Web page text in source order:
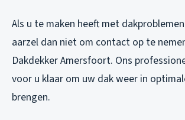
Als u te maken heeft met
aarzel dan niet om contact op te
Dakdekker Amersfoort. Ons
voor u klaar om uw dak weer in
brengen.